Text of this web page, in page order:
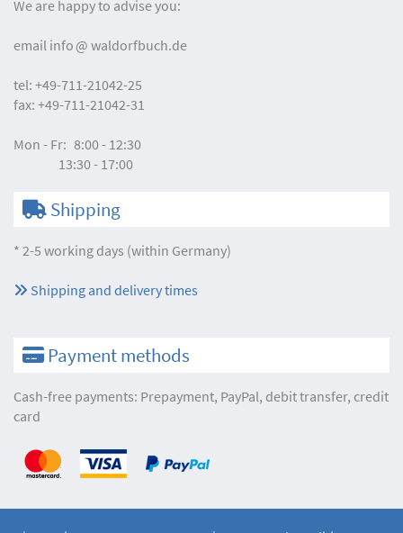
We are happy to advise you:
email info waldorfbuch.de
tel: +49-711-21042-25
fax: +49-711-21042-31
Mon - Fr: 8:00 - 12:30
13:30 - 17:00
Shipping
* 2-5 working days (within Germany)
Shipping and delivery times
Payment methods
Cash-free payments: Prepayment, PayPal, debit transfer, credit
card